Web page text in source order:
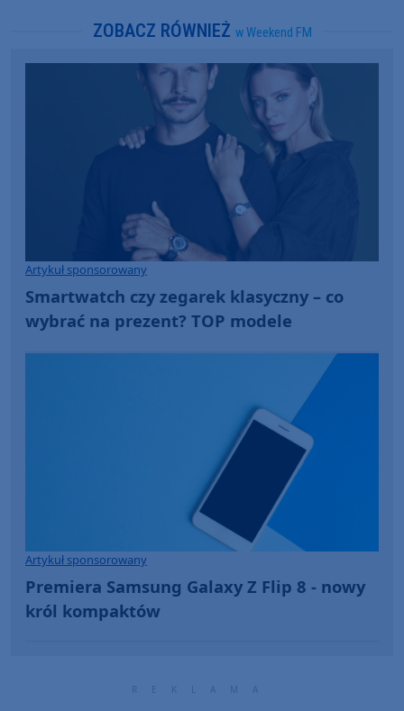
ZOBACZ RÓWNIEŻ w Weekend FM
Artykuł sponsorowany
Smartwatch czy zegarek klasyczny – co
wybrać na prezent? TOP modele
Artykuł sponsorowany
Premiera Samsung Galaxy Z Flip 8 - nowy
król kompaktów